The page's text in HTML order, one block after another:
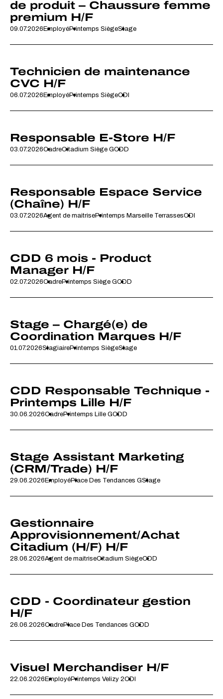
de produit – Chaussure femme
premium H/F
09.07.2026EmployéPrintemps SiègeStage
Technicien de maintenance
CVC H/F
06.07.2026EmployéPrintemps SiègeCDI
Responsable E-Store H/F
03.07.2026CadreCitadium Siège GCDD
Responsable Espace Service
(Chaîne) H/F
03.07.2026Agent de maitrisePrintemps Marseille TerrassesCDI
CDD 6 mois - Product
Manager H/F
02.07.2026CadrePrintemps Siège GCDD
Stage – Chargé(e) de
Coordination Marques H/F
01.07.2026StagiairePrintemps SiègeStage
CDD Responsable Technique -
Printemps Lille H/F
30.06.2026CadrePrintemps Lille GCDD
Stage Assistant Marketing
(CRM/Trade) H/F
29.06.2026EmployéPlace Des Tendances GStage
Gestionnaire
Approvisionnement/Achat
Citadium (H/F) H/F
28.06.2026Agent de maitriseCitadium SiègeCDD
CDD - Coordinateur gestion
H/F
26.06.2026CadrePlace Des Tendances GCDD
Visuel Merchandiser H/F
22.06.2026EmployéPrintemps Velizy 2CDI